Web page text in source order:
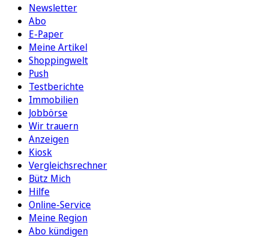
Newsletter
Abo
E-Paper
Meine Artikel
Shoppingwelt
Push
Testberichte
Immobilien
Jobbörse
Wir trauern
Anzeigen
Kiosk
Vergleichsrechner
Bütz Mich
Hilfe
Online-Service
Meine Region
Abo kündigen